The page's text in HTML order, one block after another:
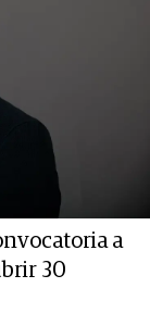
a
30